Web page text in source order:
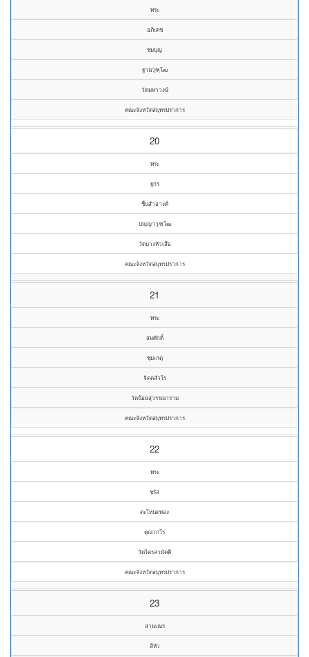
พระ
อภิเดช
ชมบุญ
ฐานวุฑฺโฒ
วัดมหาวงษ์
คณะจังหวัดสมุทรปราการ
20
พระ
ฐกร
ชื่นสำอางค์
ปญฺญาวุฑฺโฒ
วัดบางหัวเสือ
คณะจังหวัดสมุทรปราการ
21
พระ
สมศักดิ์
ชุมเกตุ
จิตตสํวโร
วัดน้อยสุวรรณาราม
คณะจังหวัดสมุทรปราการ
22
พระ
ชรัส
ตะโหนดทอง
คุณากโร
วัดไตรสามัคคี
คณะจังหวัดสมุทรปราการ
23
สามเณร
ลีหัว